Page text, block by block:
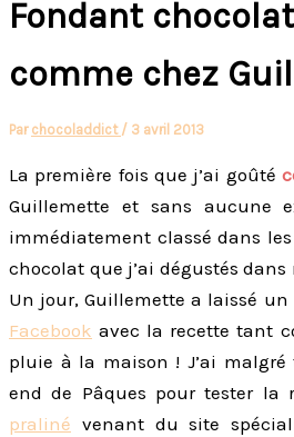
Fondant
comme chez
Par chocoladdict / 3 avril 2013
La première fois que j’ai goûté
Guillemette et sans aucune
immédiatement classé dans
chocolat que j’ai dégustés
Un jour, Guillemette a laissé un
Facebook avec la recette tant
pluie à la maison ! J’ai
end de Pâques pour tester la
praliné venant du site